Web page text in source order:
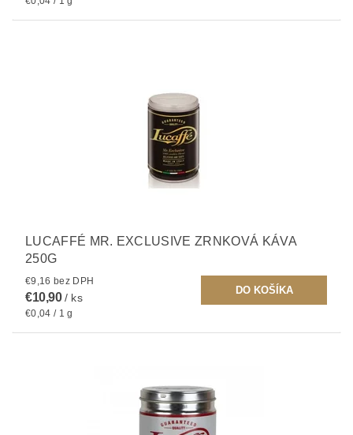
LUCAFFÉ MR. EXCLUSIVE ZRNKOVÁ KÁVA
250G
€9,16 bez DPH
€10,90/ ks
€0,04 / 1 g